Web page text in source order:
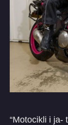
“Motocikli i ja-